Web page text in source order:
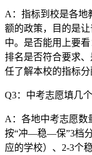
A：指标到校是各地
额的政策，目的是
中。是否能用上要
排名是否符合要求
任了解本校的指标分
Q3：中考志愿填几
A：各地中考志愿数
按“冲—稳—保”3档
应的学校）、2-3个